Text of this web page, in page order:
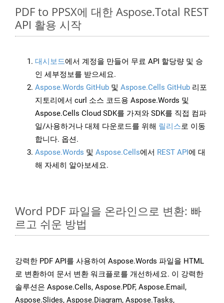
PDF to PPSX에 대한 Aspose.Total REST
API 활용 시작
대시보드에서 계정을 만들어 무료 API 할당량 및 승
인 세부정보를 받으세요.
Aspose.Words GitHub 및 Aspose.Cells GitHub 리포
지토리에서 curl 소스 코드용 Aspose.Words 및
Aspose.Cells Cloud SDK를 가져와 SDK를 직접 컴파
일/사용하거나 대체 다운로드를 위해 릴리스로 이동
합니다. 옵션.
Aspose.Words 및 Aspose.Cells에서 REST API에 대
해 자세히 알아보세요.
Word PDF 파일을 온라인으로 변환: 빠
르고 쉬운 방법
강력한 PDF API를 사용하여 Aspose.Words 파일을 HTML
로 변환하여 문서 변환 워크플로를 개선하세요. 이 강력한
솔루션은 Aspose.Cells, Aspose.PDF, Aspose.Email,
Aspose.Slides, Aspose.Diagram, Aspose.Tasks,